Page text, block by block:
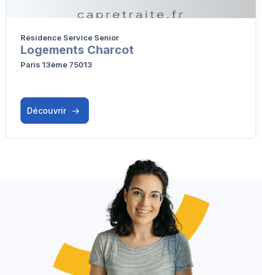
Résidence Service Senior
Logements Charcot
Paris 13ème 75013
Découvrir